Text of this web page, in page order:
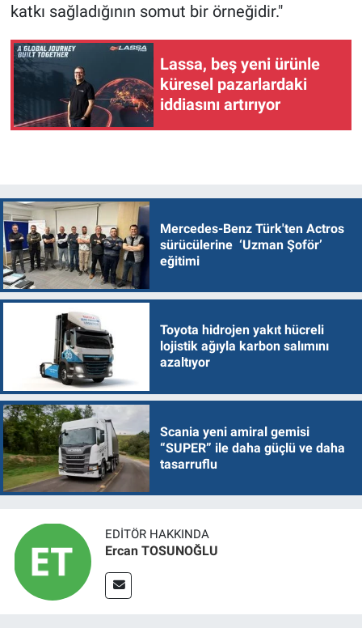
katkı sağladığının somut bir örneğidir."
Lassa, beş yeni ürünle
küresel pazarlardaki
iddiasını artırıyor
Mercedes-Benz Türk'ten Actros
sürücülerine ‘Uzman Şoför’
eğitimi
Toyota hidrojen yakıt hücreli
lojistik ağıyla karbon salımını
azaltıyor
Scania yeni amiral gemisi
“SUPER” ile daha güçlü ve daha
tasarruflu
EDITÖR HAKKINDA
Ercan TOSUNOĞLU